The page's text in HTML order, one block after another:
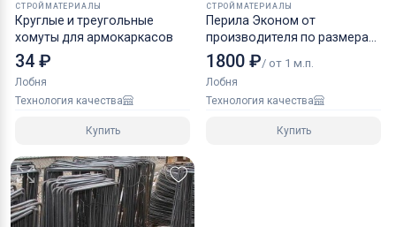
СТРОЙМАТЕРИАЛЫ
Круглые и треугольные
хомуты для армокаркасов
34 ₽
Лобня
Технология качества
Купить
СТРОЙМАТЕРИАЛЫ
Перила Эконом от
производителя по размерам
заказчика
1800 ₽/ от 1 м.п.
Лобня
Технология качества
Купить